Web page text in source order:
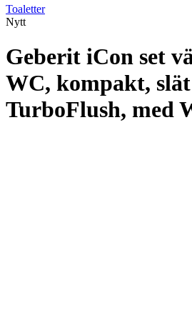
Toaletter
Nytt
Geberit iCon set
WC, kompakt,
TurboFlush, med